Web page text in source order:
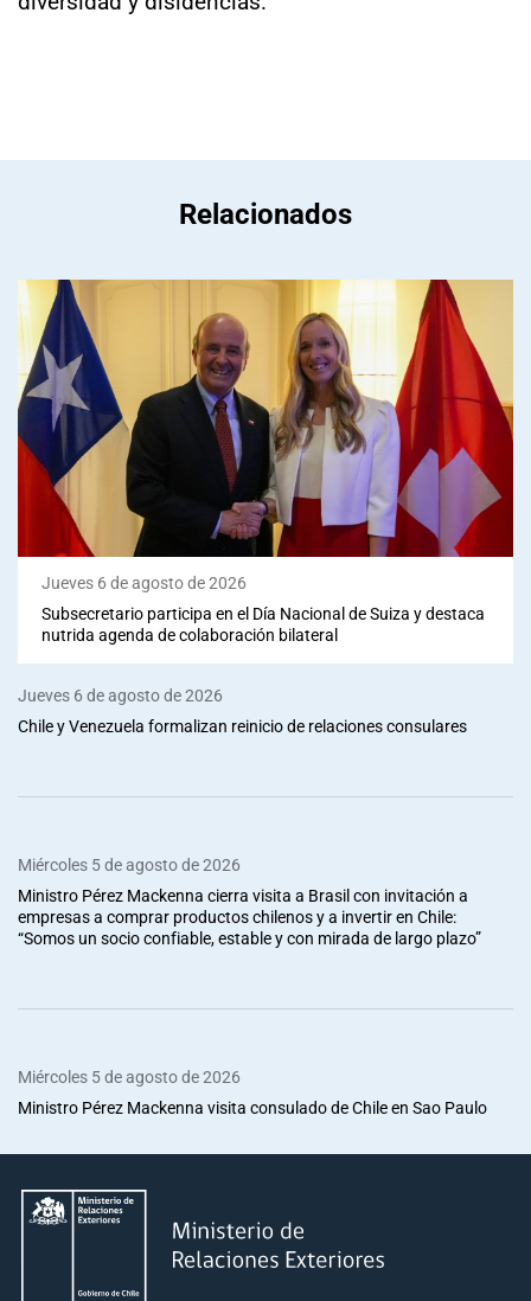
Relacionados
Jueves 6 de agosto de 2026
Subsecretario participa en el Día Nacional de Suiza y destaca
nutrida agenda de colaboración bilateral
Jueves 6 de agosto de 2026
Chile y Venezuela formalizan reinicio de relaciones consulares
Miércoles 5 de agosto de 2026
Ministro Pérez Mackenna cierra visita a Brasil con invitación a
empresas a comprar productos chilenos y a invertir en Chile:
“Somos un socio confiable, estable y con mirada de largo plazo”
Miércoles 5 de agosto de 2026
Ministro Pérez Mackenna visita consulado de Chile en Sao Paulo